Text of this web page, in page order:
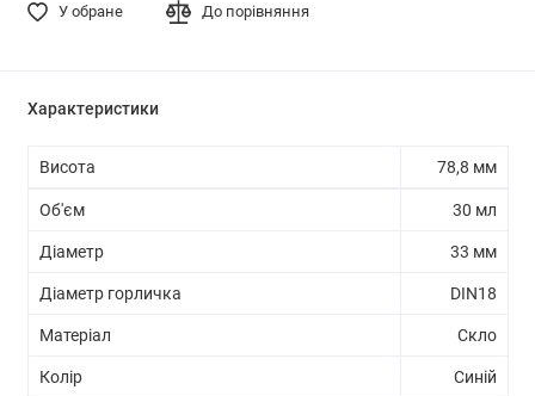
У обране До порівняння
Характеристики
Висота 78,8 мм
Об'єм 30 мл
Діаметр 33 мм
Діаметр горличка DIN18
Матеріал Скло
Колір Синій